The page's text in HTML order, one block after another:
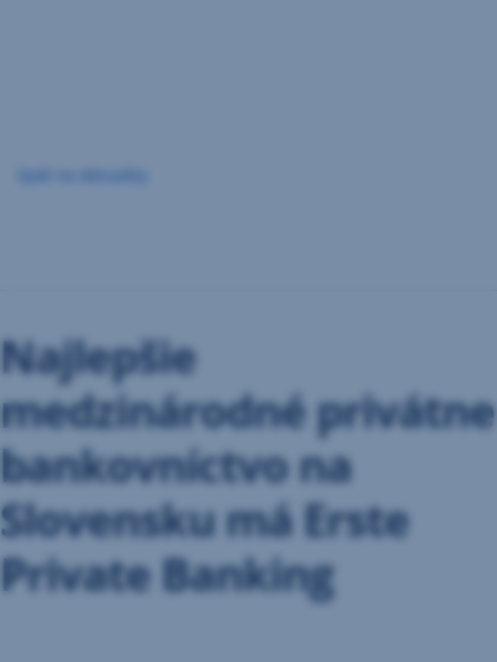
Najlepšie
medzinárodné privátne
bankovníctvo na
Slovensku má Erste
Private Banking